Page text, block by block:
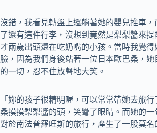
沒錯，我看見轉盤上還躺著她的嬰兒推車，
了還有這件行李，沒想到竟然是梨梨醬來提
才兩歲出頭還在吃奶嘴的小孩。當時我覺得
臉，因為我們身後站著一位日本歐巴桑，她
的一切，忍不住放聲地大笑。
「妳的孩子很精明喔，可以常常帶她去旅
桑摸摸梨梨醬的頭，笑彎了眼睛。而她的一
對於南法普羅旺斯的旅行，產生了一股莫名